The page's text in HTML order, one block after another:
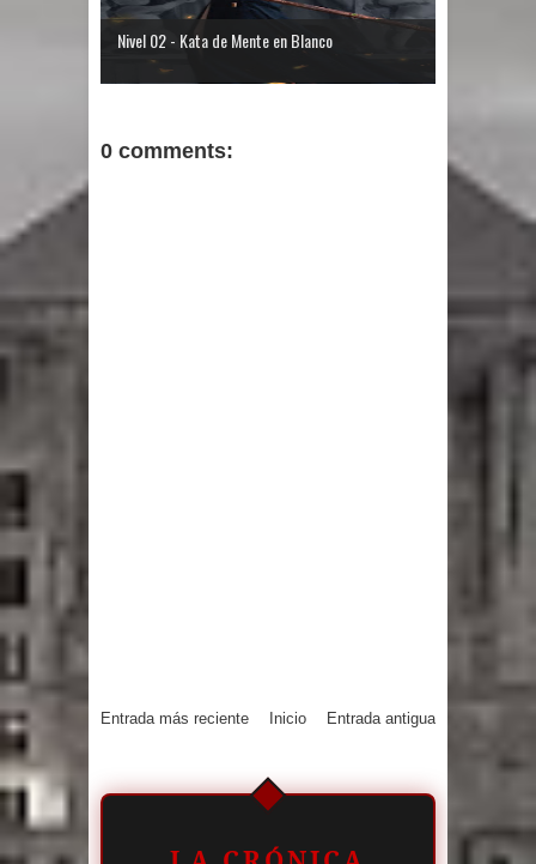
Nivel 02 - Kata de Mente en Blanco
0 comments:
Entrada más reciente Entrada antigua
Inicio